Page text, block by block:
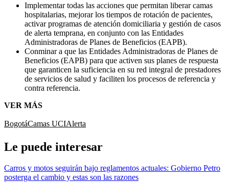
Implementar todas las acciones que permitan liberar camas
hospitalarias, mejorar los tiempos de rotación de pacientes,
activar programas de atención domiciliaria y gestión de casos
de alerta temprana, en conjunto con las Entidades
Administradoras de Planes de Beneficios (EAPB).
Conminar a que las Entidades Administradoras de Planes de
Beneficios (EAPB) para que activen sus planes de respuesta
que garanticen la suficiencia en su red integral de prestadores
de servicios de salud y faciliten los procesos de referencia y
contra referencia.
VER MÁS
BogotáCamas UCIAlerta
Le puede interesar
Carros y motos seguirán bajo reglamentos actuales: Gobierno Petro
posterga el cambio y estas son las razones